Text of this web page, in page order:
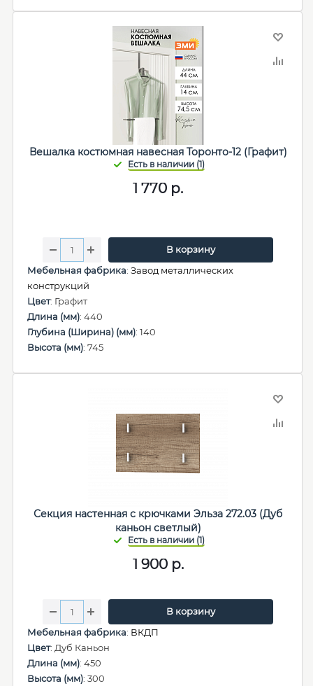
Вешалка костюмная навесная Торонто-12 (Графит)
1 770 р.
В корзину
Мебельная фабрика: Завод металлических
конструкций
Цвет: Графит
Длина (мм): 440
Глубина (Ширина) (мм): 140
Высота (мм): 745
Секция настенная с крючками Эльза 272.03 (Дуб
каньон светлый)
1 900р.
В корзину
Мебельная фабрика: ВКДП
Цвет: Дуб Каньон
Длина (мм): 450
Высота (мм): 300